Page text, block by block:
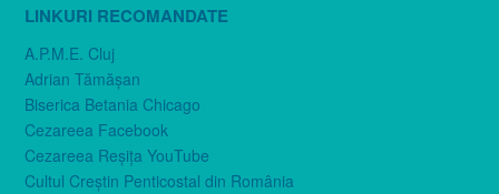
LINKURI RECOMANDATE
A.P.M.E. Cluj
Adrian Tămăşan
Biserica Betania Chicago
Cezareea Facebook
Cezareea Reşiţa YouTube
Cultul Creştin Penticostal din România